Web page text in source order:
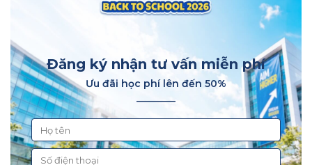
Đăng ký nhận tư vấn miễn phí
Ưu đãi học phí lên đến 50%